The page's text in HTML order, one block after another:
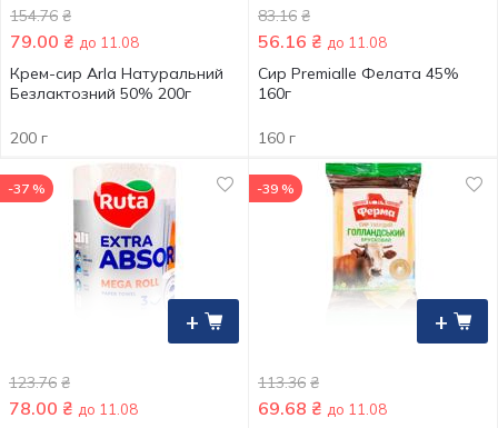
154.76 ₴
79.00 ₴ до 11.08
Крем-сир Arla Натуральний
Безлактозний 50% 200г
200 г
83.16 ₴
56.16 ₴ до 11.08
Сир Premialle Фелата 45%
160г
160 г
+
-37 %
123.76 ₴
78.00 ₴ до 11.08
+
-39 %
113.36 ₴
69.68 ₴ до 11.08